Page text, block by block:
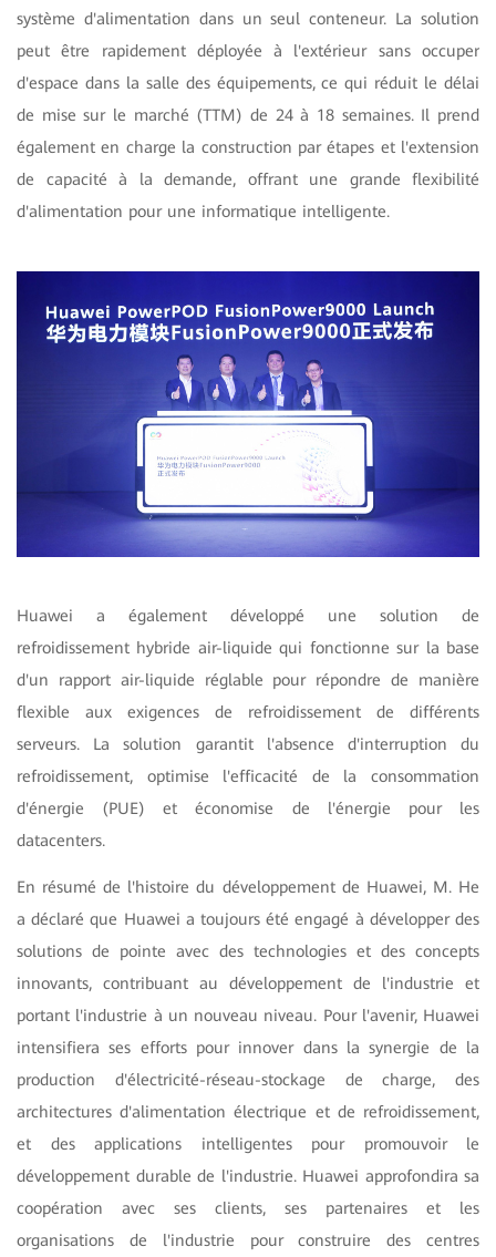
système d'alimentation dans un seul conteneur. La solution
peut être rapidement déployée à l'extérieur sans occuper
d'espace dans la salle des équipements, ce qui réduit le délai
de mise sur le marché (TTM) de 24 à 18 semaines. Il prend
également en charge la construction par étapes et l'extension
de capacité à la demande, offrant une grande flexibilité
d'alimentation pour une informatique intelligente.
Huawei a également développé une solution de
refroidissement hybride air-liquide qui fonctionne sur la base
d'un rapport air-liquide réglable pour répondre de manière
flexible aux exigences de refroidissement de différents
serveurs. La solution garantit l'absence d'interruption du
refroidissement, optimise l'efficacité de la consommation
d'énergie (PUE) et économise de l'énergie pour les
datacenters.
En résumé de l'histoire du développement de Huawei, M. He
a déclaré que Huawei a toujours été engagé à développer des
solutions de pointe avec des technologies et des concepts
innovants, contribuant au développement de l'industrie et
portant l'industrie à un nouveau niveau. Pour l'avenir, Huawei
intensifiera ses efforts pour innover dans la synergie de la
production d'électricité-réseau-stockage de charge, des
architectures d'alimentation électrique et de refroidissement,
et des applications intelligentes pour promouvoir le
développement durable de l'industrie. Huawei approfondira sa
coopération avec ses clients, ses partenaires et les
organisations de l'industrie pour construire des centres